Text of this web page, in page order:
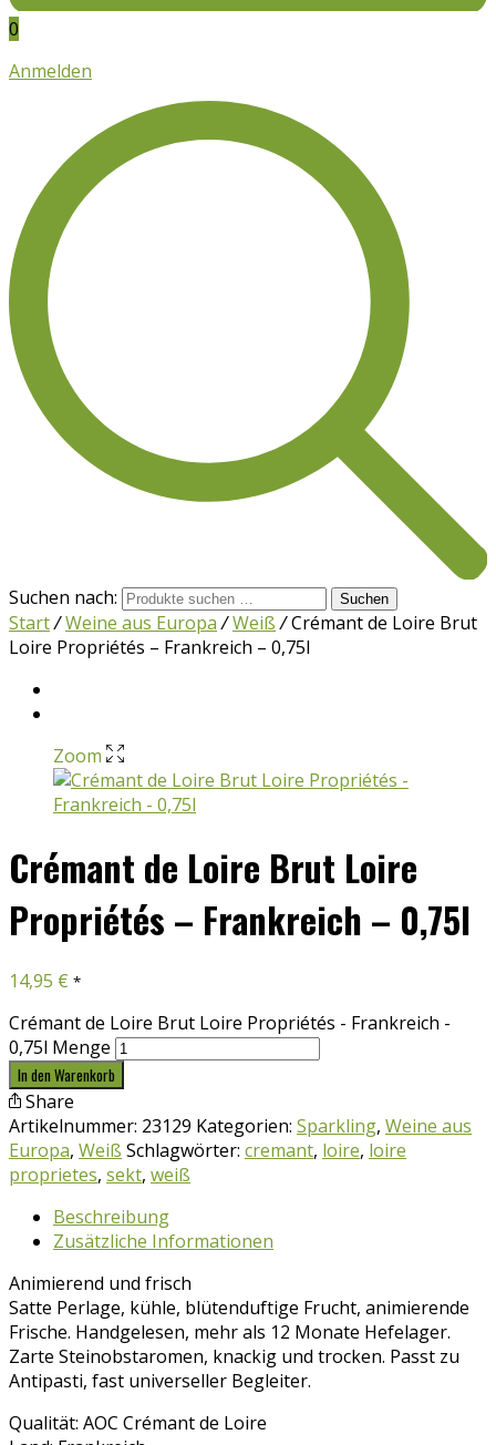
0
Anmelden
Suchen nach: Suchen
Start/Weine aus Europa /Weiß /Crémant de Loire Brut
Loire Propriétés – Frankreich – 0,75l
Zoom
Crémant de Loire Brut Loire
Propriétés – Frankreich – 0,75l
14,95 € *
Crémant de Loire Brut Loire Propriétés - Frankreich -
0,75l Menge
In den Warenkorb
Share
Artikelnummer: 23129 Kategorien: Sparkling, Weine aus
Europa, Weiß Schlagwörter: cremant, loire, loire
proprietes, sekt, weiß
Beschreibung
Zusätzliche Informationen
Animierend und frisch
Satte Perlage, kühle, blütenduftige Frucht, animierende
Frische. Handgelesen, mehr als 12 Monate Hefelager.
Zarte Steinobstaromen, knackig und trocken. Passt zu
Antipasti, fast universeller Begleiter.
Qualität: AOC Crémant de Loire